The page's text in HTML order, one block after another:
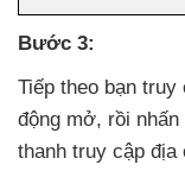
Bước 3:
Tiếp theo bạn
động mở, rồi nhấn
thanh truy cập địa